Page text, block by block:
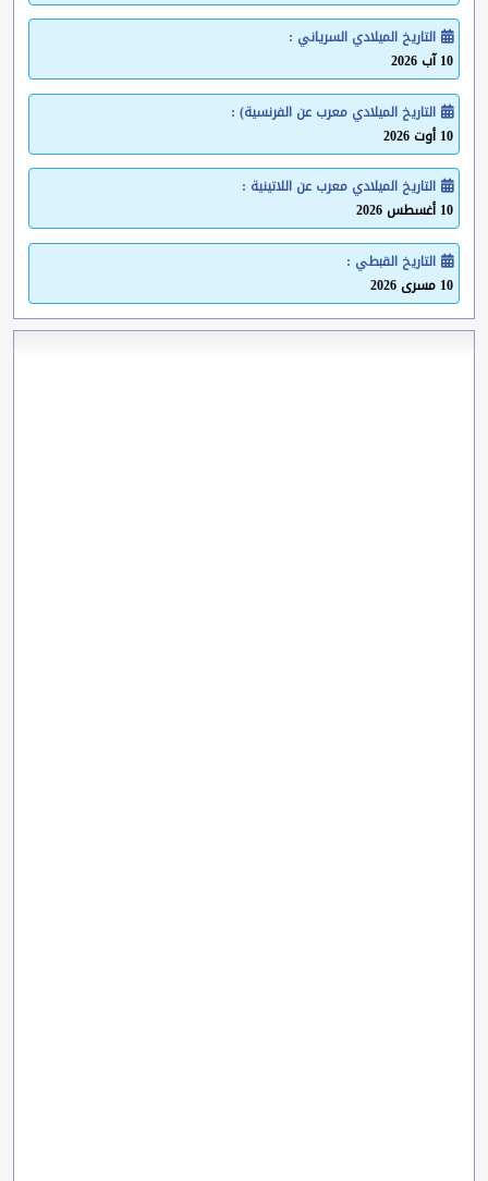
التاريخ الميلادي السرياني :
10 آب 2026
التاريخ الميلادي معرب عن الفرنسية) :
10 أوت 2026
التاريخ الميلادي معرب عن اللاتينية :
10 أغسطس 2026
التاريخ القبطي :
10 مسرى 2026